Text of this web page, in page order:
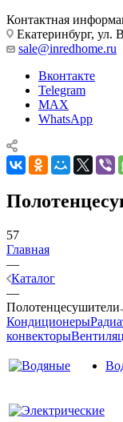
Контактная
Екатеринбург, ул.
sale@inredhome.ru
Вконтакте
Telegram
MAX
WhatsApp
57
Главная
—
Каталог
—
Полотенцесушители
Кондиционеры
конвекторы